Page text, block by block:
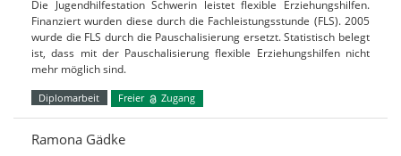
Die Jugendhilfestation Schwerin leistet flexible Erziehungshilfen.
Finanziert wurden diese durch die Fachleistungsstunde (FLS). 2005
wurde die FLS durch die Pauschalisierung ersetzt. Statistisch belegt
ist, dass mit der Pauschalisierung flexible Erziehungshilfen nicht
mehr möglich sind.
Diplomarbeit Freier Zugang
Ramona Gädke